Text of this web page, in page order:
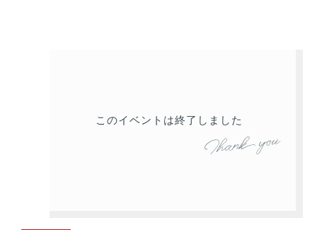
このイベントは終了しました